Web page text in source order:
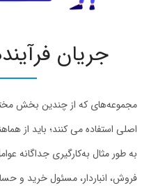
جریان
مجموعه‌های که از چندین بخش
اصلی استفاده می کنند؛ باید از
به طور مثال به‌کارگیری جداگانه
فروش، انباردار، مسئول خرید و